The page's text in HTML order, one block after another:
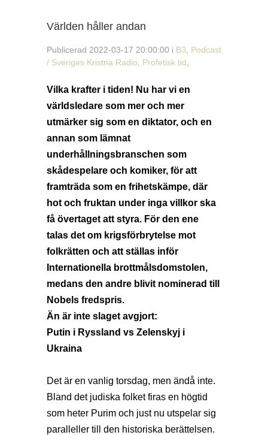
Världen håller andan
Publicerad 2022-03-17 20:00:00 i B3
Podcast
/ Sveriges Kristna Radio
Profetisk tid
Vilka krafter i tiden! Nu har vi en
världsledare som mer och mer
utmärker sig som en diktator, och en
annan som lämnat
underhållningsbranschen som
skådespelare och komiker, för att
framträda som en frihetskämpe, där
hot och fruktan under inga villkor ska
få övertaget att styra. För den ene
talas det om krigsförbrytelse mot
folkrätten och att ställas inför
Internationella brottmålsdomstolen,
medans den andre blivit nominerad till
Nobels fredspris.
Än är inte slaget avgjort:
Putin i Ryssland vs Zelenskyj i
Ukraina
Det är en vanlig torsdag, men ändå inte.
Bland det judiska folket firas en högtid
som heter Purim och just nu utspelar sig
paralleller till den historiska berättelsen.